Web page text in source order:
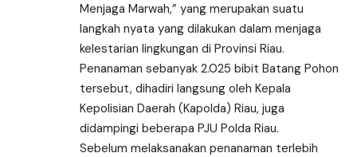
Menjaga Marwah,” yang merupakan suatu
langkah nyata yang dilakukan dalam menjaga
kelestarian lingkungan di Provinsi Riau.
Penanaman sebanyak 2.025 bibit Batang Pohon
tersebut, dihadiri langsung oleh Kepala
Kepolisian Daerah (Kapolda) Riau, juga
didampingi beberapa PJU Polda Riau.
Sebelum melaksanakan penanaman terlebih